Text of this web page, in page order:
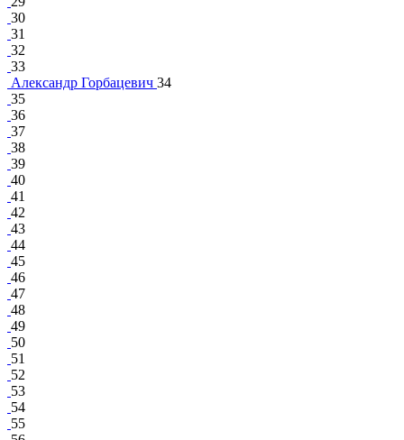
30
31
32
33
Александр Горбацевич 34
35
36
37
38
39
40
41
42
43
44
45
46
47
48
49
50
51
52
53
54
55